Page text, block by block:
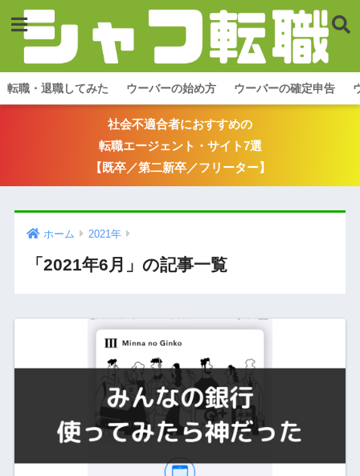
転職・退職してみた ウーバーの始め方 ウーバーの確定申告
社会不適合者におすすめの
転職エージェント・サイト7選
【既卒／第二新卒／フリーター】
ホーム 2021年
「2021年6月」の記事一覧